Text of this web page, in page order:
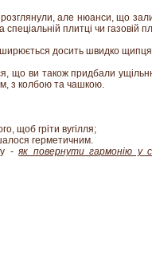
але нюанси, що
плитці чи газовій
досить швидко
що ви також придбали
з колбою та чашкою.
щоб гріти вугілля;
герметичним.
-як повернути гармонію у